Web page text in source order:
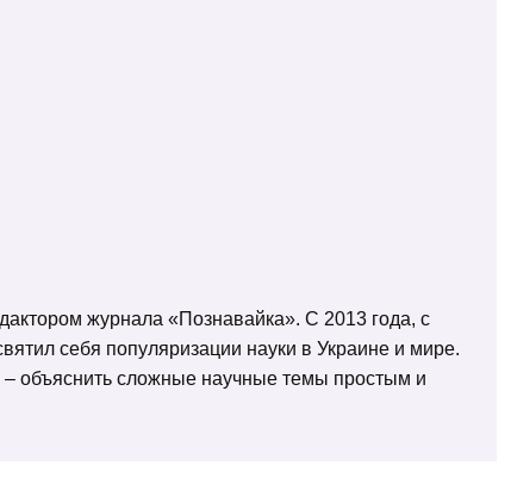
журнала «Познавайка». С 2013 года, с
себя популяризации науки в Украине и мире.
– объяснить сложные научные темы простым и